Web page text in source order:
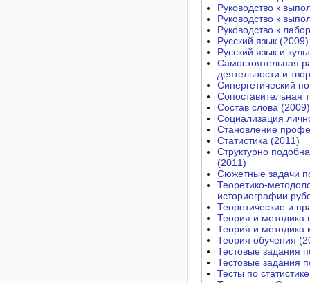
Руководство к
Руководство к
Руководство к
Русский язык (2009)
Русский язык и
Самостоятельная
деятельности и
Сопоставительная
Состав слова (2009)
Социализация
Становление
Статистика (2011)
Структурно
(2011)
Сюжетные задачи
Теоретико-
историографии
Теоретические и
Теория и методика
Теория и методика
Теория обучения
Тестовые задания
Тестовые задания
Тесты по